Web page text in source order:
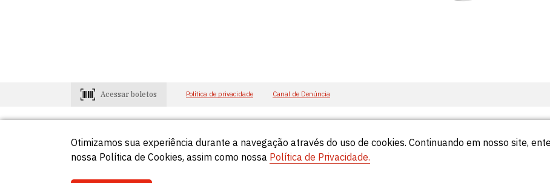
Acessar boletos Política de privacidade Canal de Denúncia
Consumidores
0800-648-2966
Lojistas
0800-648-2955 © Círculo 2026 - Todos os direitos reservados.
Otimizamos sua experiência durante a navegação através do uso de cookies. Continuando em nosso site,
nossa Política de Cookies, assim como nossa Política de Privacidade.